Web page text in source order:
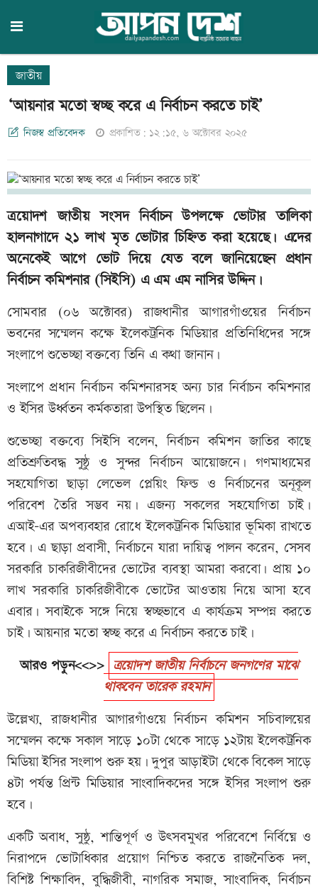
জাতীয়
‘আয়নার মতো স্বচ্ছ করে এ নির্বাচন করতে চাই’
নিজস্ব প্রতিবেদক প্রকাশিত: ১২:১৫, ৬ অক্টোবর ২০২৫
ত্রয়োদশ জাতীয় সংসদ নির্বাচন উপলক্ষে ভোটার তালিকা
হালনাগাদে ২১ লাখ মৃত ভোটার চিহ্নিত করা হয়েছে। এদের
অনেকেই আগে ভোট দিয়ে যেত বলে জানিয়েছেন প্রধান
নির্বাচন কমিশনার (সিইসি) এ এম এম নাসির উদ্দিন।
সোমবার (০৬ অক্টোবর) রাজধানীর আগারগাঁওয়ের নির্বাচন
ভবনের সম্মেলন কক্ষে ইলেকট্রনিক মিডিয়ার প্রতিনিধিদের সঙ্গে
সংলাপে শুভেচ্ছা বক্তব্যে তিনি এ কথা জানান।
সংলাপে প্রধান নির্বাচন কমিশনারসহ অন্য চার নির্বাচন কমিশনার
ও ইসির উর্ধ্বতন কর্মকতারা উপস্থিত ছিলেন।
শুভেচ্ছা বক্তব্যে সিইসি বলেন, নির্বাচন কমিশন জাতির কাছে
প্রতিশ্রুতিবদ্ধ সুষ্ঠু ও সুন্দর নির্বাচন আয়োজনে। গণমাধ্যমের
সহযোগিতা ছাড়া লেভেল প্লেয়িং ফিল্ড ও নির্বাচনের অনূকূল
পরিবেশ তৈরি সম্ভব নয়। এজন্য সকলের সহযোগিতা চাই।
এআই-এর অপব্যবহার রোধে ইলেকট্রনিক মিডিয়ার ভূমিকা রাখতে
হবে। এ ছাড়া প্রবাসী, নির্বাচনে যারা দায়িত্ব পালন করেন, সেসব
সরকারি চাকরিজীবীদের ভোটের ব্যবস্থা আমরা করবো। প্রায় ১০
লাখ সরকারি চাকরিজীবীকে ভোটের আওতায় নিয়ে আসা হবে
এবার। সবাইকে সঙ্গে নিয়ে স্বচ্ছভাবে এ কার্যক্রম সম্পন্ন করতে
চাই। আয়নার মতো স্বচ্ছ করে এ নির্বাচন করতে চাই।
আরও পড়ুন<<>> ত্রয়োদশ জাতীয় নির্বাচনে জনগণের মাঝে
থাকবেন তারেক রহমান
উল্লেখ্য, রাজধানীর আগারগাঁওয়ে নির্বাচন কমিশন সচিবালয়ের
সম্মেলন কক্ষে সকাল সাড়ে ১০টা থেকে সাড়ে ১২টায় ইলেকট্রনিক
মিডিয়া ইসির সংলাপ শুরু হয়। দুপুর আড়াইটা থেকে বিকেল সাড়ে
৪টা পর্যন্ত প্রিন্ট মিডিয়ার সাংবাদিকদের সঙ্গে ইসির সংলাপ শুরু
হবে।
একটি অবাধ, সুষ্ঠু, শান্তিপূর্ণ ও উৎসবমুখর পরিবেশে নির্বিঘ্নে ও
নিরাপদে ভোটাধিকার প্রয়োগ নিশ্চিত করতে রাজনৈতিক দল,
বিশিষ্ট শিক্ষাবিদ, বুদ্ধিজীবী, নাগরিক সমাজ, সাংবাদিক, নির্বাচন